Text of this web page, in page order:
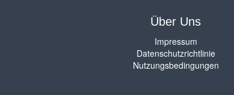
Über Uns
Impressum
Datenschutzrichtlinie
Nutzungsbedingungen